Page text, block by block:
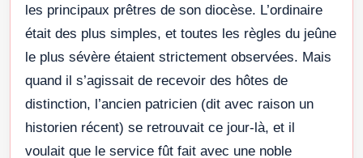
les principaux prêtres de son diocèse. L’ordinaire
était des plus simples, et toutes les règles du jeûne
le plus sévère étaient strictement observées. Mais
quand il s’agissait de recevoir des hôtes de
distinction, l’ancien patricien (dit avec raison un
historien récent) se retrouvait ce jour-là, et il
voulait que le service fût fait avec une noble